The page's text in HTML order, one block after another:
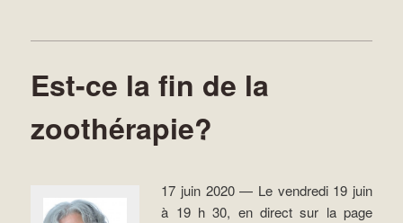
Est-ce la fin de la
zoothérapie?
17 juin 2020 — Le vendredi 19 juin
à 19 h 30, en direct sur la page